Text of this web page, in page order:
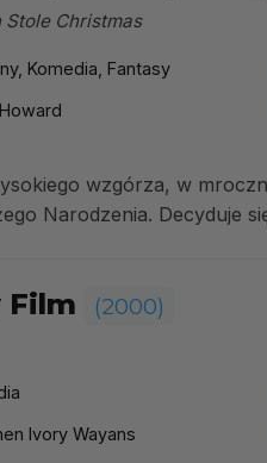
Stole Christmas
Komedia, Fantasy
wzgórza, w
Narodzenia. Decyduje
Film (2000)
Ivory Wayans